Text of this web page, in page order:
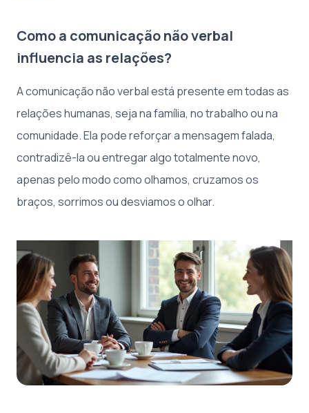
Como a comunicação não verbal
influencia as relações?
A comunicação não verbal está presente em todas as
relações humanas, seja na família, no trabalho ou na
comunidade. Ela pode reforçar a mensagem falada,
contradizê-la ou entregar algo totalmente novo,
apenas pelo modo como olhamos, cruzamos os
braços, sorrimos ou desviamos o olhar.